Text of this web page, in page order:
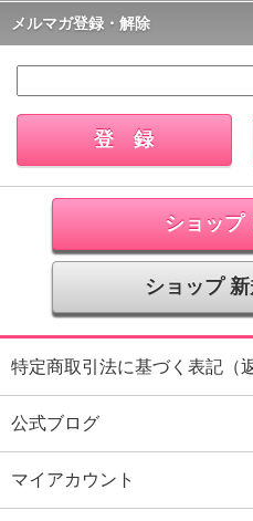
メルマガ登録・解除
ショップ
ショップ
特定商取引法に基づく表記（
公式ブログ
マイアカウント